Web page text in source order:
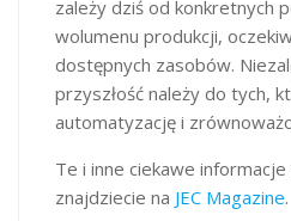
zależy dziś od konkretnych
wolumenu produkcji,
dostępnych zasobów.
przyszłość należy do tych,
automatyzację i
Te i inne ciekawe
znajdziecie na JEC Magazine.